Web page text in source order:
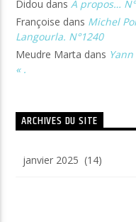
Didou dansA propos…
Françoise dans Michel
Langourla. N°1240
Meudre Marta dans
« .
ARCHIVES DU SITE
du